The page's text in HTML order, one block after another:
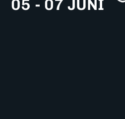
05 - 07 JUNI